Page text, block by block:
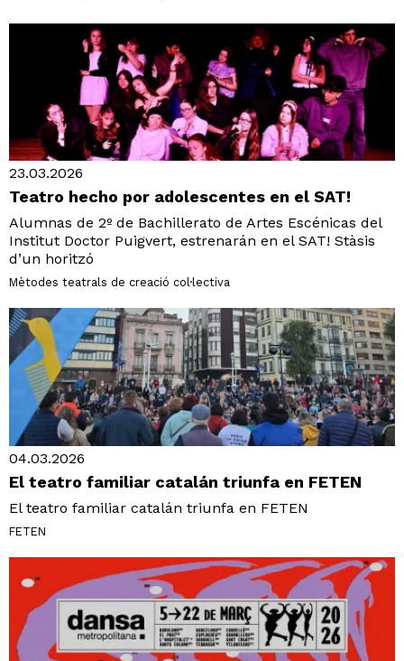
23.03.2026
Teatro hecho por adolescentes en el SAT!
Alumnas de 2º de Bachillerato de Artes Escénicas del
Institut Doctor Puigvert, estrenarán en el SAT! Stàsis
d’un horitzó
Mètodes teatrals de creació col·lectiva
04.03.2026
El teatro familiar catalán triunfa en FETEN
El teatro familiar catalán triunfa en FETEN
FETEN